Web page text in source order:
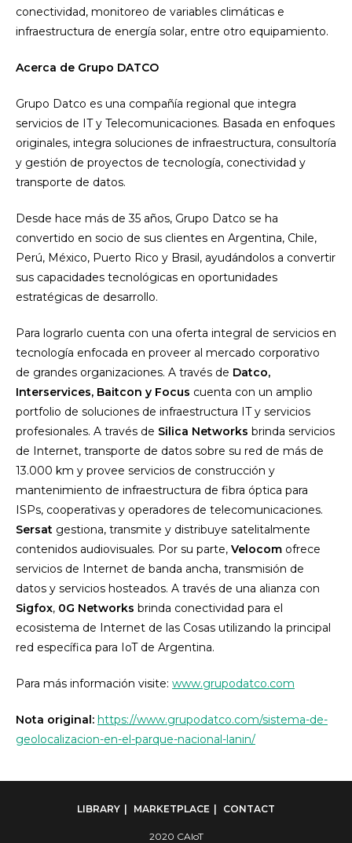
conectividad, monitoreo de variables climáticas e
infraestructura de energía solar, entre otro equipamiento.
Acerca de Grupo DATCO
Grupo Datco es una compañía regional que integra
servicios de IT y Telecomunicaciones. Basada en enfoques
originales, integra soluciones de infraestructura, consultoría
y gestión de proyectos de tecnología, conectividad y
transporte de datos.
Desde hace más de 35 años, Grupo Datco se ha
convertido en socio de sus clientes en Argentina, Chile,
Perú, México, Puerto Rico y Brasil, ayudándolos a convertir
sus capacidades tecnológicas en oportunidades
estratégicas de desarrollo.
Para lograrlo cuenta con una oferta integral de servicios en
tecnología enfocada en proveer al mercado corporativo
de grandes organizaciones. A través de Datco,
Interservices, Baitcon y Focus cuenta con un amplio
portfolio de soluciones de infraestructura IT y servicios
profesionales. A través de Silica Networks brinda servicios
de Internet, transporte de datos sobre su red de más de
13.000 km y provee servicios de construcción y
mantenimiento de infraestructura de fibra óptica para
ISPs, cooperativas y operadores de telecomunicaciones.
Sersat gestiona, transmite y distribuye satelitalmente
contenidos audiovisuales. Por su parte, Velocom ofrece
servicios de Internet de banda ancha, transmisión de
datos y servicios hosteados. A través de una alianza con
Sigfox, 0G Networks brinda conectividad para el
ecosistema de Internet de las Cosas utilizando la principal
red específica para IoT de Argentina.
Para más información visite: www.grupodatco.com
Nota original: https://www.grupodatco.com/sistema-de-
geolocalizacion-en-el-parque-nacional-lanin/
LIBRARY MARKETPLACE CONTACT
2020 CAIoT